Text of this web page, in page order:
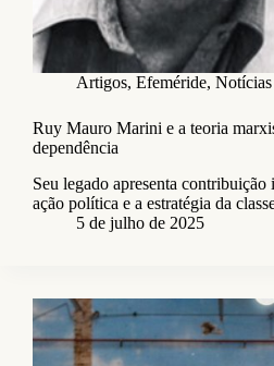
Artigos, Efeméride, Notícias
Ruy Mauro Marini e a teoria
dependência
Seu legado apresenta contribuição
ação política e a estratégia da
5 de julho de 2025